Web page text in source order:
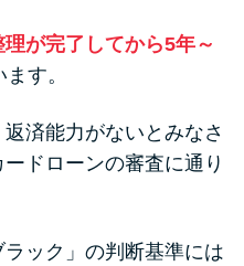
が完了してから5年～
す。
済能力がないとみなさ
ドローンの審査に通り
ック」の判断基準には